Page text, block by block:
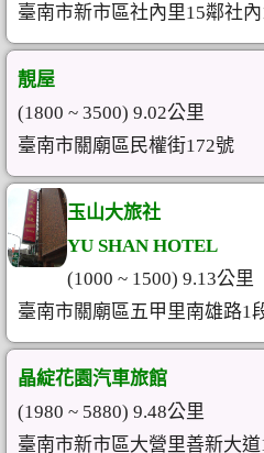
臺南市新市區社內里15鄰社
靚屋
(1800 ~ 3500) 9.02公里
臺南市關廟區民權街172號
玉山大旅社
YU SHAN HOTEL
(1000 ~ 1500) 9.13公里
臺南市關廟區五甲里南雄路1
晶綻花園汽車旅館
(1980 ~ 5880) 9.48公里
臺南市新市區大營里善新大